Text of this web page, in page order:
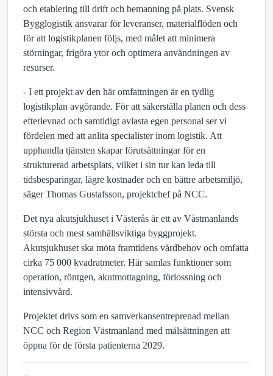
och etablering till drift och bemanning på plats. Svensk
Bygglogistik ansvarar för leveranser, materialflöden och
för att logistikplanen följs, med målet att minimera
störningar, frigöra ytor och optimera användningen av
resurser.
- I ett projekt av den här omfattningen är en tydlig
logistikplan avgörande. För att säkerställa planen och dess
efterlevnad och samtidigt avlasta egen personal ser vi
fördelen med att anlita specialister inom logistik. Att
upphandla tjänsten skapar förutsättningar för en
strukturerad arbetsplats, vilket i sin tur kan leda till
tidsbesparingar, lägre kostnader och en bättre arbetsmiljö,
säger Thomas Gustafsson, projektchef på NCC.
Det nya akutsjukhuset i Västerås är ett av Västmanlands
största och mest samhällsviktiga byggprojekt.
Akutsjukhuset ska möta framtidens vårdbehov och omfatta
cirka 75 000 kvadratmeter. Här samlas funktioner som
operation, röntgen, akutmottagning, förlossning och
intensivvård.
Projektet drivs som en samverkansentreprenad mellan
NCC och Region Västmanland med målsättningen att
öppna för de första patienterna 2029.